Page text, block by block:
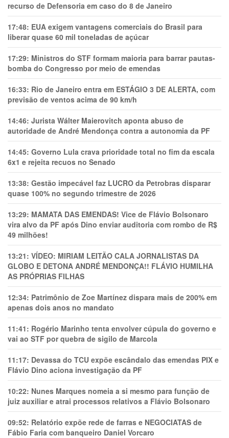
recurso de Defensoria em caso do 8 de Janeiro
17:48: EUA exigem vantagens comerciais do Brasil para
liberar quase 60 mil toneladas de açúcar
17:29: Ministros do STF formam maioria para barrar pautas-
bomba do Congresso por meio de emendas
16:33: Rio de Janeiro entra em ESTÁGIO 3 DE ALERTA, com
previsão de ventos acima de 90 km/h
14:46: Jurista Wálter Maierovitch aponta abuso de
autoridade de André Mendonça contra a autonomia da PF
14:45: Governo Lula crava prioridade total no fim da escala
6x1 e rejeita recuos no Senado
13:38: Gestão impecável faz LUCRO da Petrobras disparar
quase 100% no segundo trimestre de 2026
13:29: MAMATA DAS EMENDAS! Vice de Flávio Bolsonaro
vira alvo da PF após Dino enviar auditoria com rombo de R$
49 milhões!
13:21: VÍDEO: MIRIAM LEITÃO CALA JORNALISTAS DA
GLOBO E DETONA ANDRÉ MENDONÇA!! FLÁVIO HUMILHA
AS PRÓPRIAS FILHAS
12:34: Patrimônio de Zoe Martínez dispara mais de 200% em
apenas dois anos no mandato
11:41: Rogério Marinho tenta envolver cúpula do governo e
vai ao STF por quebra de sigilo de Marcola
11:17: Devassa do TCU expõe escândalo das emendas PIX e
Flávio Dino aciona investigação da PF
10:22: Nunes Marques nomeia a si mesmo para função de
juiz auxiliar e atrai processos relativos a Flávio Bolsonaro
09:52: Relatório expõe rede de farras e NEGOCIATAS de
Fábio Faria com banqueiro Daniel Vorcaro